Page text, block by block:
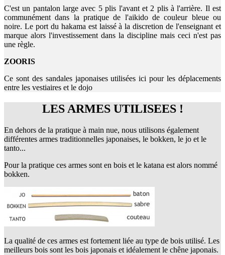
C'est un pantalon large avec 5 plis l'avant et 2 plis à l'arrière. Il est
communément dans la pratique de l'aikido de couleur bleue ou
noire. Le port du hakama est laissé à la discretion de l'enseignant et
marque alors l'investissement dans la discipline mais ceci n'est pas
une règle.
ZOORIS
Ce sont des sandales japonaises utilisées ici pour les déplacements
entre les vestiaires et le dojo
LES ARMES UTILISEES !
En dehors de la pratique à main nue, nous utilisons également
différentes armes traditionnelles japonaises, le bokken, le jo et le
tanto...
Pour la pratique ces armes sont en bois et le katana est alors nommé
bokken.
La qualité de ces armes est fortement liée au type de bois utilisé. Les
meilleurs bois sont les bois japonais et idéalement le chêne japonais.